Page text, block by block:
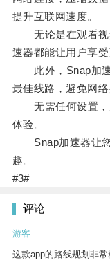
提升互联网速度。
无论是在观看视
速器都能让用户享
此外，Snap加速
最佳线路，避免网
无需任何设置，
体验。
Snap加速器让您
趣。
#3#
评论
游客
这款app的路线规划非常